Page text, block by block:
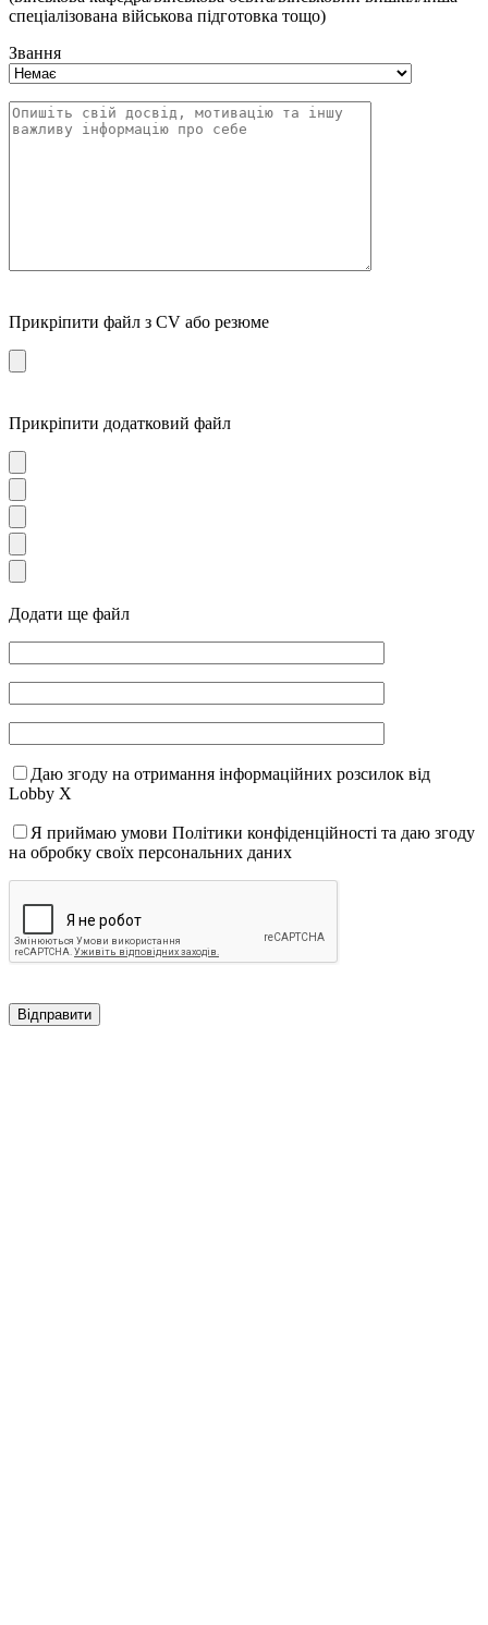
спеціалізована військова підготовка тощо)
Звання
Прикріпити файл з CV або резюме
Прикріпити додатковий файл
Додати ще файл
Даю згоду на отримання інформаційних розсилок від
Lobby X
Я приймаю умови Політики конфіденційності та даю згоду
на обробку своїх персональних даних